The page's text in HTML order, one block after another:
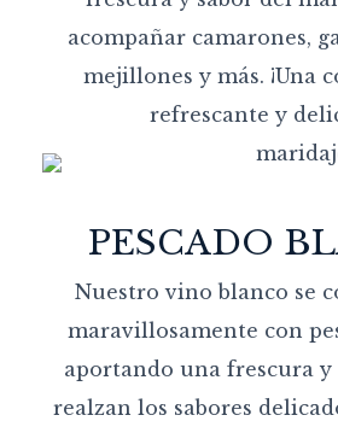
acompañar camarones,
mejillones y más. ¡Una
refrescante y
PESCADO
Nuestro vino blanco se
maravillosamente con
aportando una frescura y
realzan los sabores